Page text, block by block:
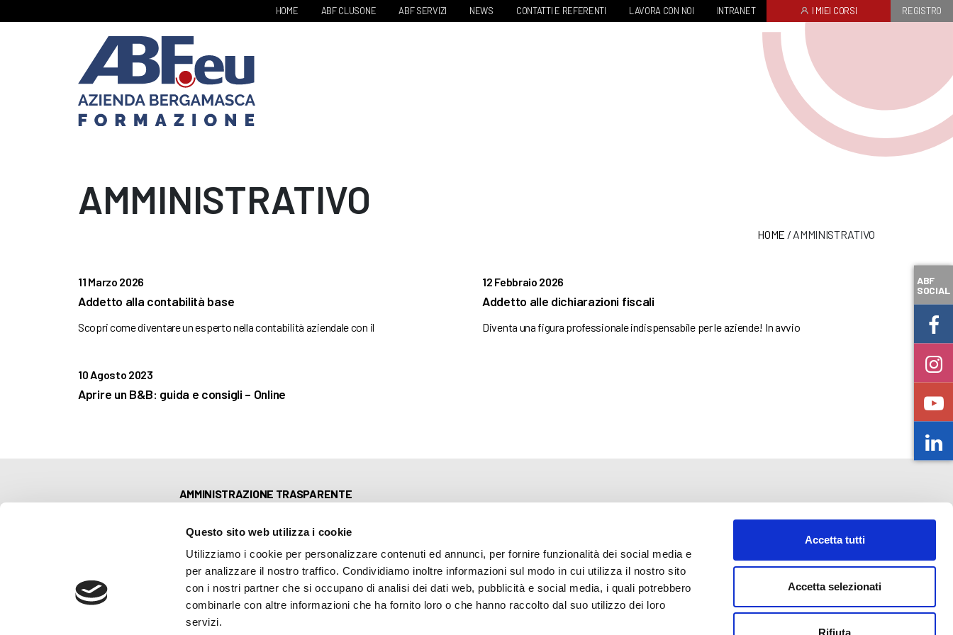
Questo sito web utilizza i cookie
Utilizziamo i cookie per personalizzare contenuti ed annunci, per fornire funzionalità dei social media e
per analizzare il nostro traffico. Condividiamo inoltre informazioni sul modo in cui utilizza il nostro sito
con i nostri partner che si occupano di analisi dei dati web, pubblicità e social media, i quali potrebbero
combinarle con altre informazioni che ha fornito loro o che hanno raccolto dal suo utilizzo dei loro
servizi.
Accetta tutti
Accetta selezionati
Rifiuta
HOME ABF CLUSONE ABF SERVIZI NEWS CONTATTI E REFERENTI LAVORA CON NOI INTRANET I MIEI CORSI REGISTRO
AMMINISTRATIVO
HOME / AMMINISTRATIVO
11 Marzo 2026
Addetto alla contabilità base
Scopri come diventare un esperto nella contabilità aziendale con il
12 Febbraio 2026
Addetto alle dichiarazioni fiscali
Diventa una figura professionale indispensabile per le aziende! In avvio
10 Agosto 2023
Aprire un B&B: guida e consigli – Online
AMMINISTRAZIONE TRASPARENTE
ABF Azienda Bergamasca Formazione
C.F. e P. IVA 03240540165 - Tel. (035) 3693711 - via Monte Gleno, 2 - I - 24125 Bergamo (BG) - Email: info@abf.eu
Privacy -Cookie policy
ABF
SOCIAL